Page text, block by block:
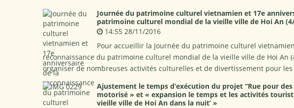
Journée du patrimoine culturel vietnamien et 17e
patrimoine culturel mondial de la vieille ville de Hoi An
14:55 28/11/2016
Pour accueillir la Journée du patrimoine culturel
reconnaissance du patrimoine culturel mondial de la vieille ville de Hoi An
organiser de nombreuses activités culturelles et de divertissement pour
Ajustement le temps d’exécution du projet “Rue pour
motorisé » et « expansion le temps et les activités
vieille ville de Hoi An dans la nuit’ »